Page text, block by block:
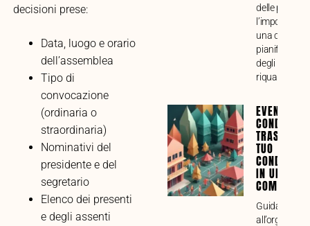
decisioni prese:
Data, luogo e orario
dell’assemblea
Tipo di
convocazione
(ordinaria o
straordinaria)
Nominativi del
presidente e del
segretario
Elenco dei presenti
e degli assenti
delle pratiche
l’importanza
una corretta
degli
EVENTI
TUO
IN UNA
COMUNITÀ
Guida